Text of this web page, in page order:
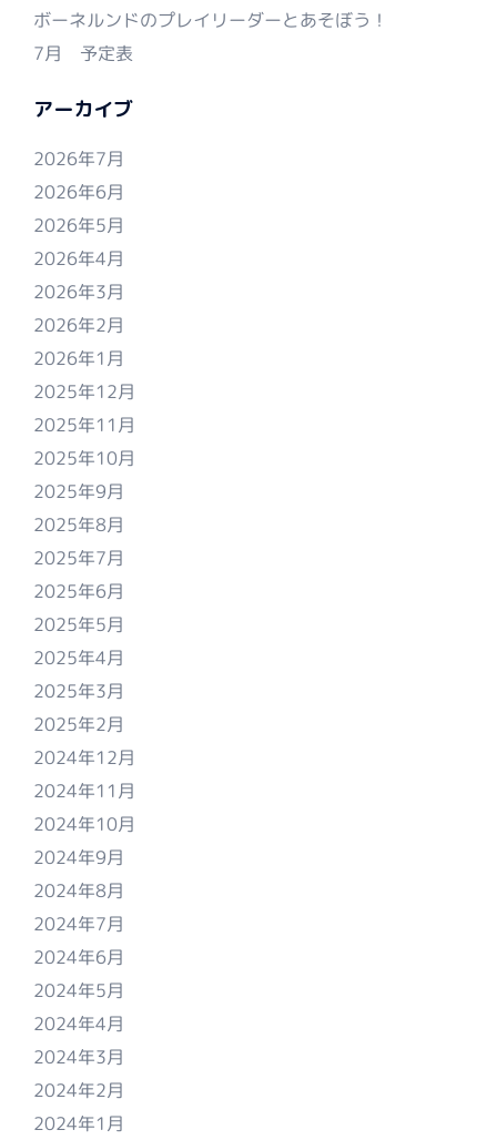
ボーネルンドのプレイリーダーとあそぼう！
7月 予定表
アーカイブ
2026年7月
2026年6月
2026年5月
2026年4月
2026年3月
2026年2月
2026年1月
2025年12月
2025年11月
2025年10月
2025年9月
2025年8月
2025年7月
2025年6月
2025年5月
2025年4月
2025年3月
2025年2月
2024年12月
2024年11月
2024年10月
2024年9月
2024年8月
2024年7月
2024年6月
2024年5月
2024年4月
2024年3月
2024年2月
2024年1月